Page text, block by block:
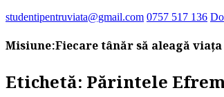
studentipentruviata@gmail.com 0757 517 136
Misiune:Fiecare tânăr să aleagă viața
Etichetă: Părintele